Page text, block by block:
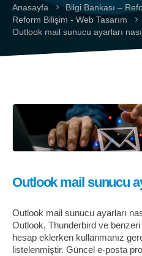
Anasayfa
Bilgi Bankası –
Reform Bilişim - Web Tasarım
Outlook mail sunucu ayarları
Outlook mail sunucu
Outlook mail sunucu ayarları
Outlook, Thunderbird ve
hesap eklerken kullanmanız
listelenmiştir. Güncel e-posta